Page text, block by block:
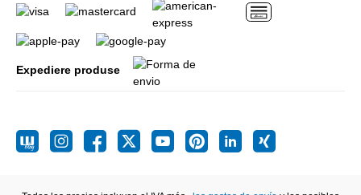
Expediere produse